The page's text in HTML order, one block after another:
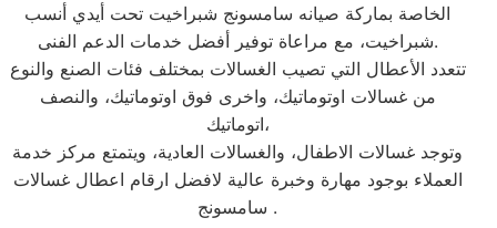
الخاصة بماركة صيانه سامسونج شبراخيت تحت أيدي أنسب
شبراخيت، مع مراعاة توفير أفضل خدمات الدعم الفنى.
تتعدد الأعطال التي تصيب الغسالات بمختلف فئات الصنع والنوع
من غسالات اوتوماتيك، واخرى فوق اوتوماتيك، والنصف
اتوماتيك،
وتوجد غسالات الاطفال، والغسالات العادية، ويتمتع مركز خدمة
العملاء بوجود مهارة وخبرة عالية لافضل ارقام اعطال غسالات
سامسونج .